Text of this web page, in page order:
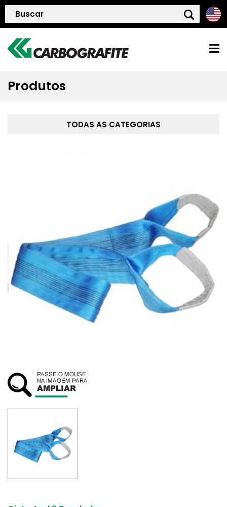
QUEM SOMOS
SUSTENTABILIDADE
ATENDIMENTO
Produtos
TODAS AS CATEGORIAS